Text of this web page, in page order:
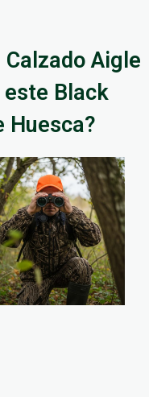
Aigle
Black
Huesca?